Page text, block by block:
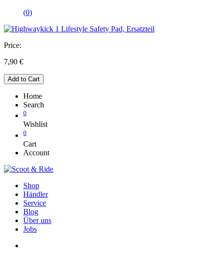
(0)
Price:
7,90 €
Add to Cart
Home
Search
0
Wishlist
0
Cart
Account
Shop
Händler
Service
Blog
Über uns
Jobs